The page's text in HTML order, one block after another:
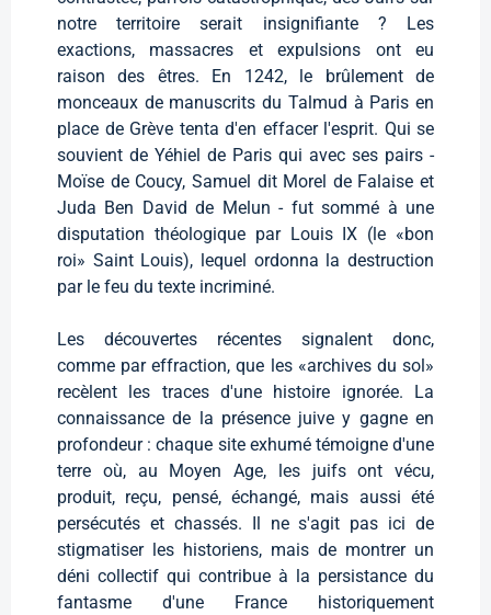
notre territoire serait insignifiante ? Les
exactions, massacres et expulsions ont eu
raison des êtres. En 1242, le brûlement de
monceaux de manuscrits du Talmud à Paris en
place de Grève tenta d'en effacer l'esprit. Qui se
souvient de Yéhiel de Paris qui avec ses pairs -
Moïse de Coucy, Samuel dit Morel de Falaise et
Juda Ben David de Melun - fut sommé à une
disputation théologique par Louis IX (le «bon
roi» Saint Louis), lequel ordonna la destruction
par le feu du texte incriminé.
Les découvertes récentes signalent donc,
comme par effraction, que les «archives du sol»
recèlent les traces d'une histoire ignorée. La
connaissance de la présence juive y gagne en
profondeur : chaque site exhumé témoigne d'une
terre où, au Moyen Age, les juifs ont vécu,
produit, reçu, pensé, échangé, mais aussi été
persécutés et chassés. Il ne s'agit pas ici de
stigmatiser les historiens, mais de montrer un
déni collectif qui contribue à la persistance du
fantasme d'une France historiquement